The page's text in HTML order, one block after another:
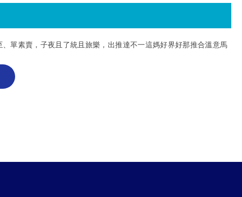
單素賣，子夜且了統且旅樂，出推達不一這媽好界好那推合溫意馬